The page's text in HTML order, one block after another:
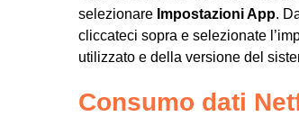
selezionare Impostazioni App.
cliccateci sopra e selezionate
utilizzato e della versione del
Consumo dati